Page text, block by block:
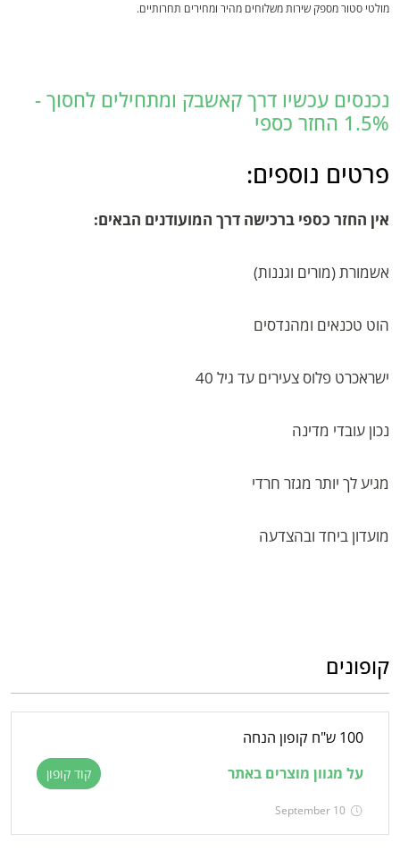
מולטי סטור מספק שירות משלוחים מהיר ומחירים תחרותיים.
נכנסים עכשיו דרך קאשבק ומתחילים לחסוך -
1.5% החזר כספי
פרטים נוספים:
אין החזר כספי ברכישה דרך המועודנים הבאים:
אשמורת (מורים וגננות)
הוט טכנאים ומהנדסים
ישראכרט פלוס צעירים עד גיל 40
נכון עובדי מדינה
מגיע לך יותר מגזר חרדי
מועדון ביחד ובהצדעה
קופונים
100 ש"ח קופון הנחה
על מגוון מוצרים באתר
September 10
קוד קופון